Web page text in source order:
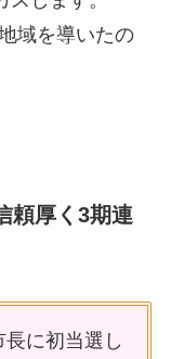
域を導いたの
頼厚く3期連
に初当選し